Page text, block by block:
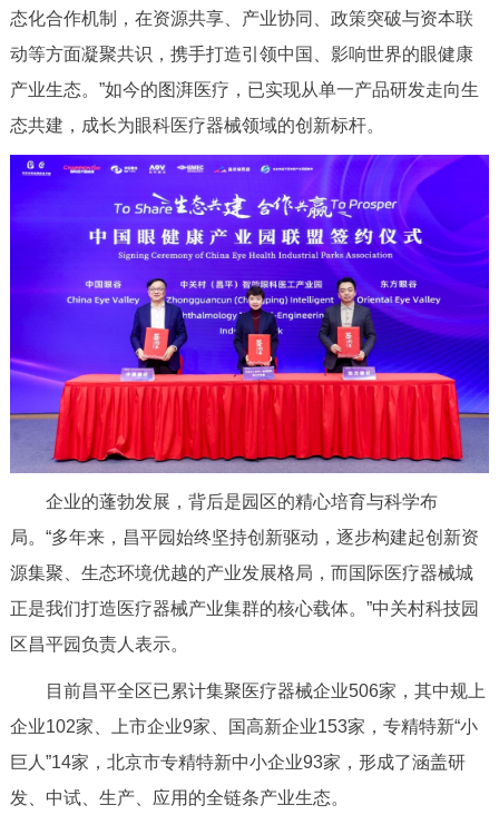
态化合作机制，在资源共享、产业协同、政策突破与资本联
动等方面凝聚共识，携手打造引领中国、影响世界的眼健康
产业生态。”如今的图湃医疗，已实现从单一产品研发走向生
态共建，成长为眼科医疗器械领域的创新标杆。
企业的蓬勃发展，背后是园区的精心培育与科学布
局。“多年来，昌平园始终坚持创新驱动，逐步构建起创新资
源集聚、生态环境优越的产业发展格局，而国际医疗器械城
正是我们打造医疗器械产业集群的核心载体。”中关村科技园
区昌平园负责人表示。
目前昌平全区已累计集聚医疗器械企业506家，其中规上
企业102家、上市企业9家、国高新企业153家，专精特新“小
巨人”14家，北京市专精特新中小企业93家，形成了涵盖研
发、中试、生产、应用的全链条产业生态。